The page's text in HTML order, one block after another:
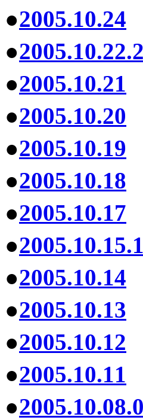
●2005.10.24
●
●2005.10.21
●2005.10.20
●2005.10.19
●2005.10.18
●2005.10.17
●
●2005.10.14
●2005.10.13
●2005.10.12
●2005.10.11
●